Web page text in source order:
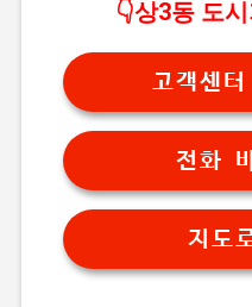
👇상3동 도
고객센
전화
지도